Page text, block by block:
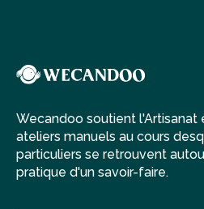
Wecandoo soutient l'Artisanat
ateliers manuels au cours
particuliers se retrouvent
pratique d'un savoir-faire.